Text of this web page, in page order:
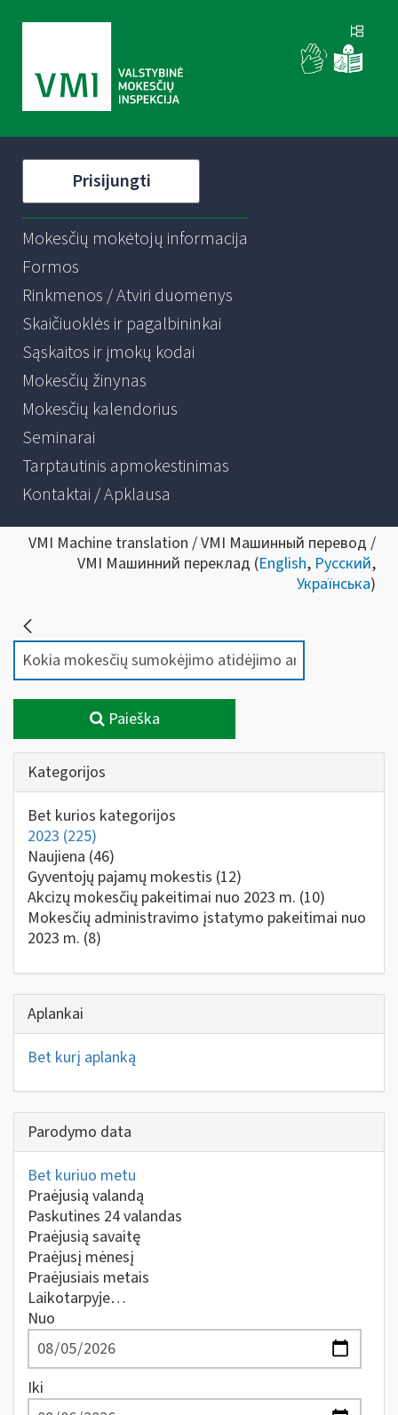
Prisijungti
Mokesčių mokėtojų informacija
Formos
Rinkmenos / Atviri duomenys
Skaičiuoklės ir pagalbininkai
Sąskaitos ir įmokų kodai
Mokesčių žinynas
Mokesčių kalendorius
Seminarai
Tarptautinis apmokestinimas
Kontaktai / Apklausa
VMI Machine translation / VMI Машинный перевод /
VMI Машинний переклад (English, Русский,
Українська)
Paieška
Kategorijos
Bet kurios kategorijos
2023 (225)
Naujiena (46)
Gyventojų pajamų mokestis (12)
Akcizų mokesčių pakeitimai nuo 2023 m. (10)
Mokesčių administravimo įstatymo pakeitimai nuo
2023 m. (8)
Aplankai
Bet kurį aplanką
Parodymo data
Bet kuriuo metu
Praėjusią valandą
Paskutines 24 valandas
Praėjusią savaitę
Praėjusį mėnesį
Praėjusiais metais
Laikotarpyje…
Nuo
Iki